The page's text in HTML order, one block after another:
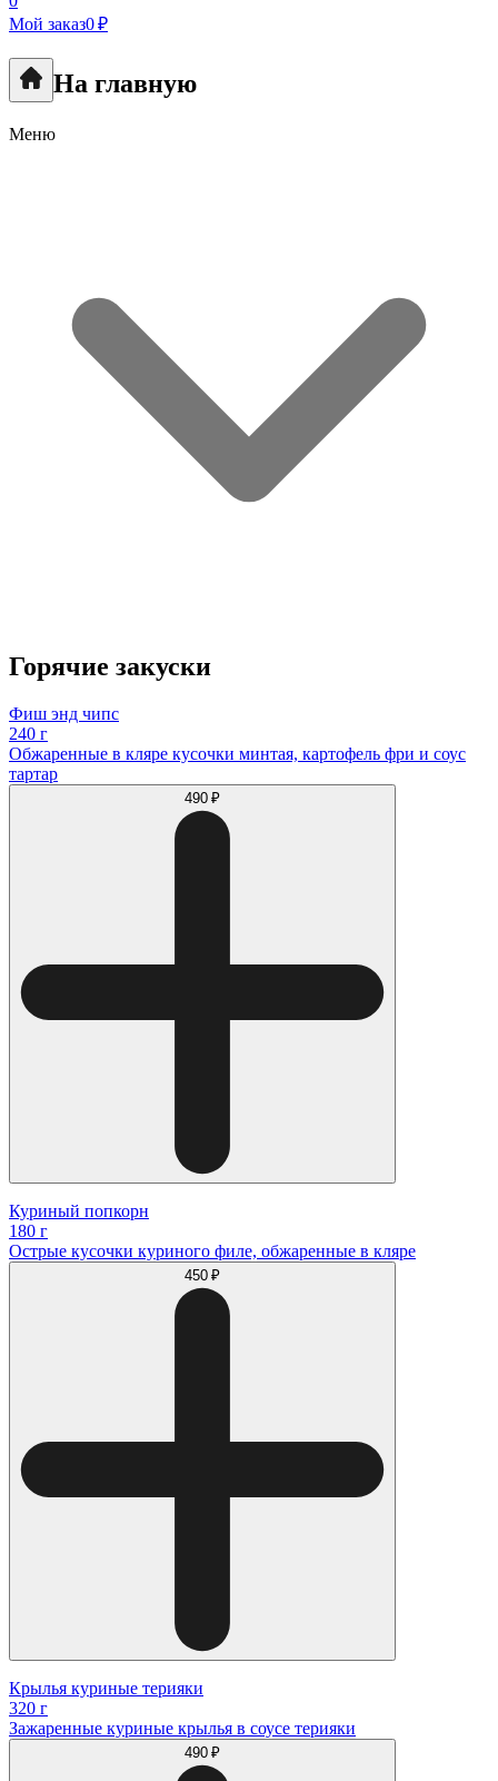
Мой заказ0 ₽
На главную
Меню
Горячие закуски
Фиш энд чипс
240 г
Обжаренные в кляре кусочки минтая, картофель фри и соус
тартар
490 ₽
Куриный попкорн
180 г
Острые кусочки куриного филе, обжаренные в кляре
450 ₽
Крылья куриные терияки
320 г
Зажаренные куриные крылья в соусе терияки
490 ₽